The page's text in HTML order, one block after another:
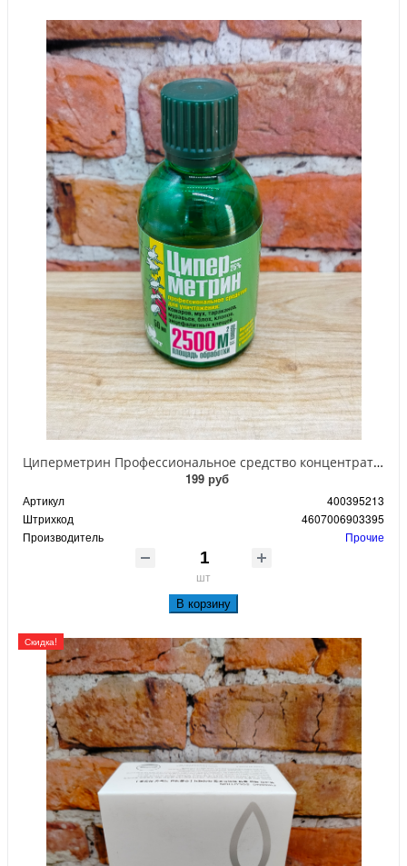
Циперметрин Профессиональное средство концентрат эмульсии 25% для уничтожения тараканов, мух,комаров, блох, клопов, муравьев, ос 50 мл
199 руб
Артикул
400395213
Штрихкод
4607006903395
Производитель
Прочие
шт
В корзину
Скидка!